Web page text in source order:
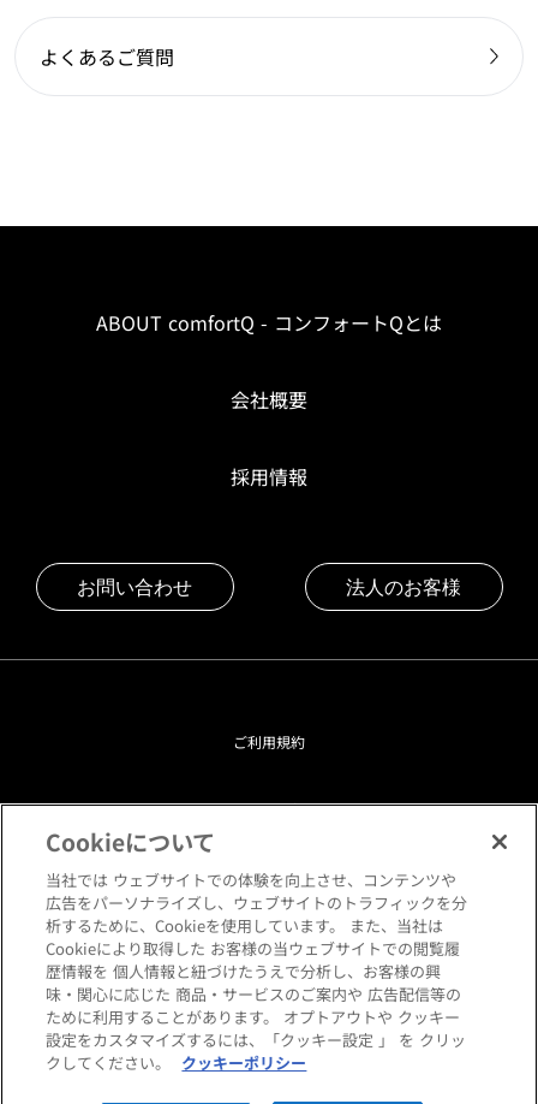
よくあるご質問
ABOUT comfortQ - コンフォートQとは
会社概要
採用情報
お問い合わせ 法人のお客様
Copyright © HANKYU HOME STYLING Co.,LTD All rights reserved.
ご利用規約
プライバシーポリシー
クッキーポリシー
閲覧環境について
サイトマップ
Cookieについて
当社では ウェブサイトでの体験を向上させ、コンテンツや
広告をパーソナライズし、ウェブサイトのトラフィックを分
析するために、Cookieを使用しています。 また、当社は
Cookieにより取得した お客様の当ウェブサイトでの閲覧履
歴情報を 個人情報と紐づけたうえで分析し、お客様の興
味・関心に応じた 商品・サービスのご案内や 広告配信等の
ために利用することがあります。 オプトアウトや クッキー
設定をカスタマイズするには、「クッキー設定 」 を クリッ
クしてください。
クッキーポリシー